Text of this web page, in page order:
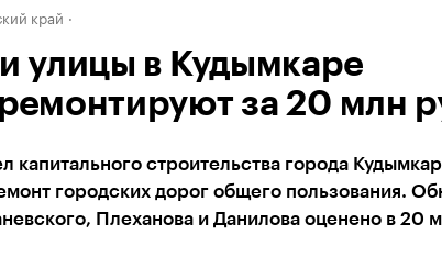
край
улицы в Кудымкаре
за 20 млн
капитального строительства города
городских дорог общего пользования.
Плеханова и Данилова оценено в 20